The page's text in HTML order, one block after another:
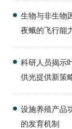
生物与非生物
夜蛾的飞行能
科研人员揭示
供光提供新策
设施养殖产品
的发育机制